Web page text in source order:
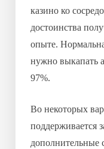
казино ко
достоинства
опыте.
нужно выкапать
97%.
Во некоторых
поддерживается
дополнительные